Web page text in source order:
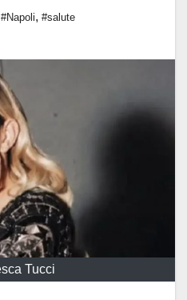
#Napoli, #salute
Tucci